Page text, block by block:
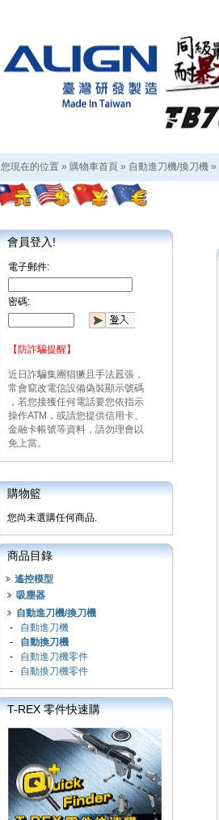
您現在的位置 » 購物車首頁 » 自動進刀機/換刀機 »
會員登入!
電子郵件:
密碼:
【防詐騙提醒】
近日詐騙集團猖獗且手法囂張，
常會竄改電信設備偽裝顯示號碼
，若您接獲任何電話要您依指示
操作ATM，或請您提供信用卡、
金融卡帳號等資料，請勿理會以
免上當。
購物籃
您尚未選購任何商品.
商品目錄
遙控模型
吸塵器
自動進刀機/換刀機
- 自動進刀機
- 自動換刀機
- 自動進刀機零件
- 自動換刀機零件
T-REX 零件快速購